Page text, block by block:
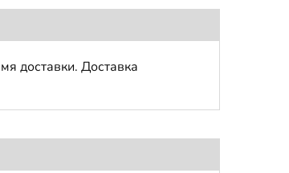
доставки. Доставка